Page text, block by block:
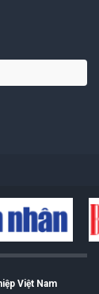
Việt Nam